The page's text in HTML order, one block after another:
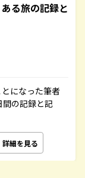
る旅の記録と
になった筆者
の記録と記
詳細を見る